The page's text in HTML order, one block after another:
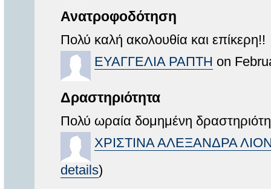
Ανατροφοδότηση
Πολύ καλή ακολουθία και επίκερη!!
ΕΥΑΓΓΕΛΙΑ ΡΑΠΤΗ on
Δραστηριότητα
Πολύ ωραία δομημένη
ΧΡΙΣΤΙΝΑ ΑΛΕΞΑΝΔΡΑ
details)